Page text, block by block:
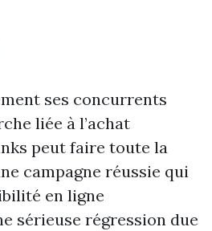
ses concurrents
liée à l’achat
peut faire toute la
campagne réussie qui
en ligne
sérieuse régression due